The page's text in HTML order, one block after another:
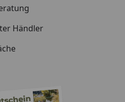
Händler